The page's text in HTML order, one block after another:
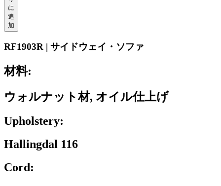
に
追
加
RF1903R | サイドウェイ・ソファ
材料:
ウォルナット材, オイル仕上げ
Upholstery:
Hallingdal 116
Cord: